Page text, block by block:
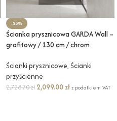
-23%
Ścianka prysznicowa GARDA Wall –
grafitowy / 130 cm / chrom
Ścianki prysznicowe, Ścianki
przyścienne
2,728.70zł 2,099.00 złz podatkiem VAT